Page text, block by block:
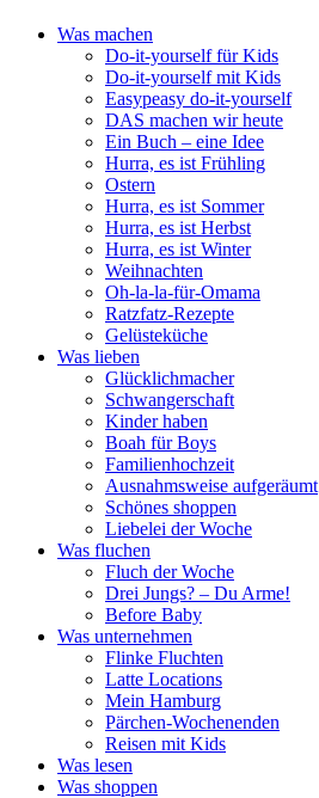
Was machen
Do-it-yourself für Kids
Do-it-yourself mit Kids
Easypeasy do-it-yourself
DAS machen wir heute
Ein Buch – eine Idee
Hurra, es ist Frühling
Ostern
Hurra, es ist Sommer
Hurra, es ist Herbst
Hurra, es ist Winter
Weihnachten
Oh-la-la-für-Omama
Ratzfatz-Rezepte
Gelüsteküche
Was lieben
Glücklichmacher
Schwangerschaft
Kinder haben
Boah für Boys
Familienhochzeit
Ausnahmsweise aufgeräumt
Schönes shoppen
Liebelei der Woche
Was fluchen
Fluch der Woche
Drei Jungs? – Du Arme!
Before Baby
Was unternehmen
Flinke Fluchten
Latte Locations
Mein Hamburg
Pärchen-Wochenenden
Reisen mit Kids
Was lesen
Was shoppen